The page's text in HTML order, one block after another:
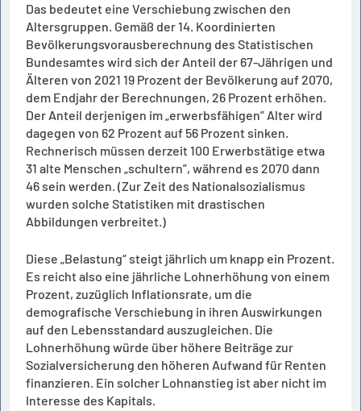
Das bedeutet eine Verschiebung zwischen den
Altersgruppen. Gemäß der 14. Koordinierten
Bevölkerungsvorausberechnung des Statistischen
Bundesamtes wird sich der Anteil der 67-Jährigen und
Älteren von 2021 19 Prozent der Bevölkerung auf 2070,
dem Endjahr der Berechnungen, 26 Prozent erhöhen.
Der Anteil derjenigen im „erwerbsfähigen” Alter wird
dagegen von 62 Prozent auf 56 Prozent sinken.
Rechnerisch müssen derzeit 100 Erwerbstätige etwa
31 alte Menschen „schultern”, während es 2070 dann
46 sein werden. (Zur Zeit des Nationalsozialismus
wurden solche Statistiken mit drastischen
Abbildungen verbreitet.)
Diese „Belastung“ steigt jährlich um knapp ein Prozent.
Es reicht also eine jährliche Lohnerhöhung von einem
Prozent, zuzüglich Inflationsrate, um die
demografische Verschiebung in ihren Auswirkungen
auf den Lebensstandard auszugleichen. Die
Lohnerhöhung würde über höhere Beiträge zur
Sozialversicherung den höheren Aufwand für Renten
finanzieren. Ein solcher Lohnanstieg ist aber nicht im
Interesse des Kapitals.